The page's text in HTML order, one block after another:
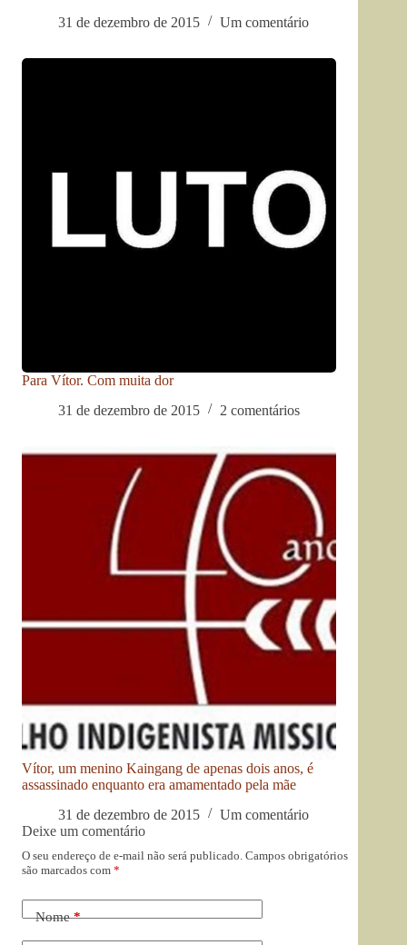
31 de dezembro de 2015
Um comentário
Para Vítor. Com muita dor
31 de dezembro de 2015
2 comentários
Vítor, um menino Kaingang de apenas dois anos, é
assassinado enquanto era amamentado pela mãe
31 de dezembro de 2015
Um comentário
Deixe um comentário
O seu endereço de e-mail não será publicado. Campos obrigatórios
são marcados com *
Nome*